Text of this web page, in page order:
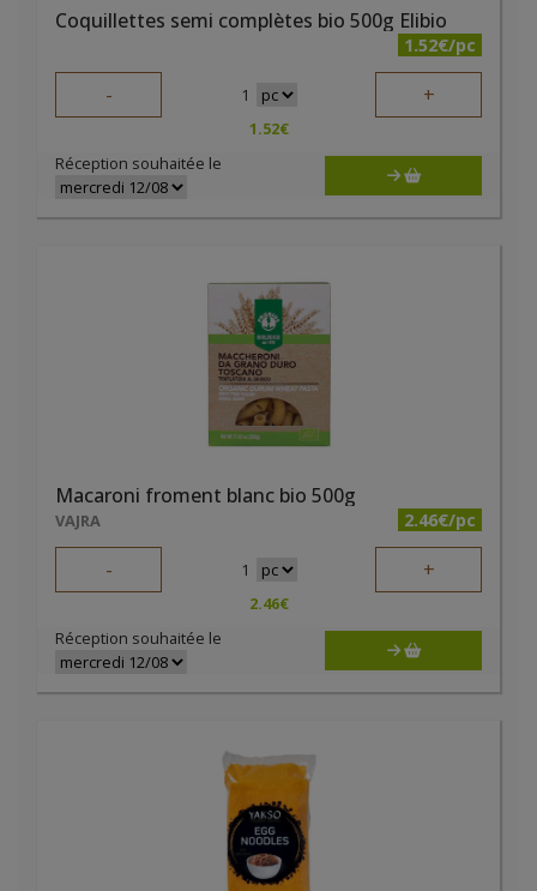
Coquillettes semi complètes bio 500g Elibio
1.52€/pc
- 1 +
1.52€
Réception souhaitée le
Macaroni froment blanc bio 500g
VAJRA 2.46€/pc
- 1 +
2.46€
Réception souhaitée le